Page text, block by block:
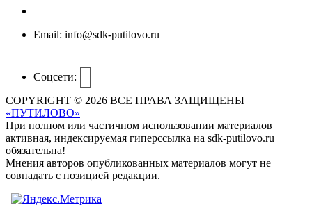
Email: info@sdk-putilovo.ru
Соцсети:
COPYRIGHT © 2026 ВСЕ ПРАВА ЗАЩИЩЕНЫ
«ПУТИЛОВО»
При полном или частичном использовании материалов
активная, индексируемая гиперссылка на sdk-putilovo.ru
обязательна!
Мнения авторов опубликованных материалов могут не
совпадать с позицией редакции.